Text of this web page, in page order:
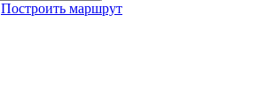
Построить маршрут